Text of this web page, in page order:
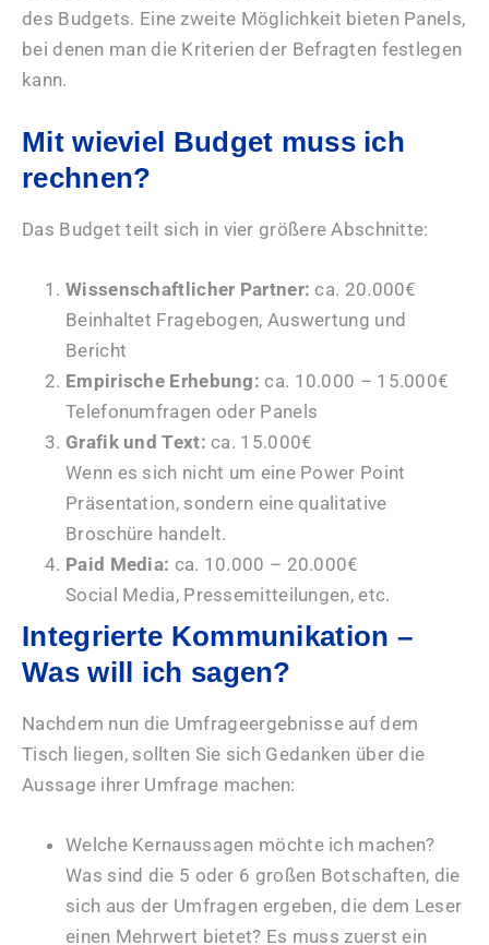
des Budgets. Eine zweite Möglichkeit bieten Panels,
bei denen man die Kriterien der Befragten festlegen
kann.
Mit wieviel Budget muss ich
rechnen?
Das Budget teilt sich in vier größere Abschnitte:
Wissenschaftlicher Partner:ca. 20.000€
Beinhaltet Fragebogen, Auswertung und
Bericht
Empirische Erhebung:ca. 10.000 – 15.000€
Telefonumfragen oder Panels
Grafik und Text:ca. 15.000€
Wenn es sich nicht um eine Power Point
Präsentation, sondern eine qualitative
Broschüre handelt.
Paid Media: ca. 10.000 – 20.000€
Social Media, Pressemitteilungen, etc.
Integrierte Kommunikation –
Was will ich sagen?
Nachdem nun die Umfrageergebnisse auf dem
Tisch liegen, sollten Sie sich Gedanken über die
Aussage ihrer Umfrage machen:
Welche Kernaussagen möchte ich machen?
Was sind die 5 oder 6 großen Botschaften, die
sich aus der Umfragen ergeben, die dem Leser
einen Mehrwert bietet? Es muss zuerst ein